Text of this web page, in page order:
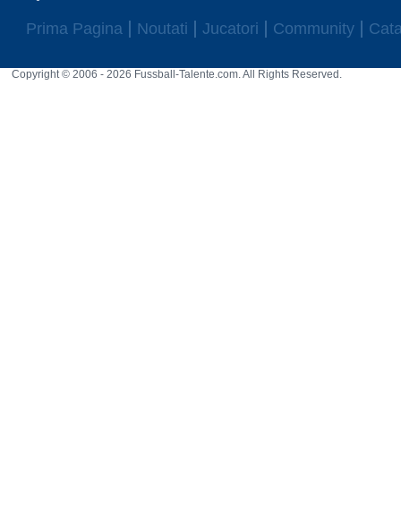
Prima Pagina Noutati Jucatori Community
Copyright © 2006 - 2026 Fussball-Talente.com. All Rights Reserved.